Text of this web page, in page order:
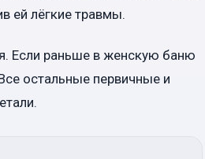
ей лёгкие травмы.
Если раньше в женскую баню
остальные первичные и